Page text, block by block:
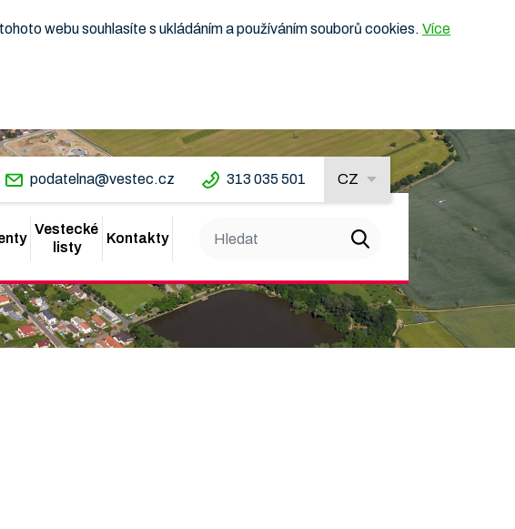
webu souhlasíte s ukládáním a používáním souborů cookies. Více
podatelna@vestec.cz 313 035 501 CZ
Vestecké
listy
Kontakty